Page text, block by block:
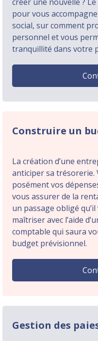
pour vous
social, sur comment
personnel et vous
tranquillité dans votre
Construire un
La création d’une
anticiper sa trésorerie.
posément vos
vous assurer de la
un passage obligé
maîtriser avec l’aide
comptable qui saura
budget prévisionnel.
Gestion des